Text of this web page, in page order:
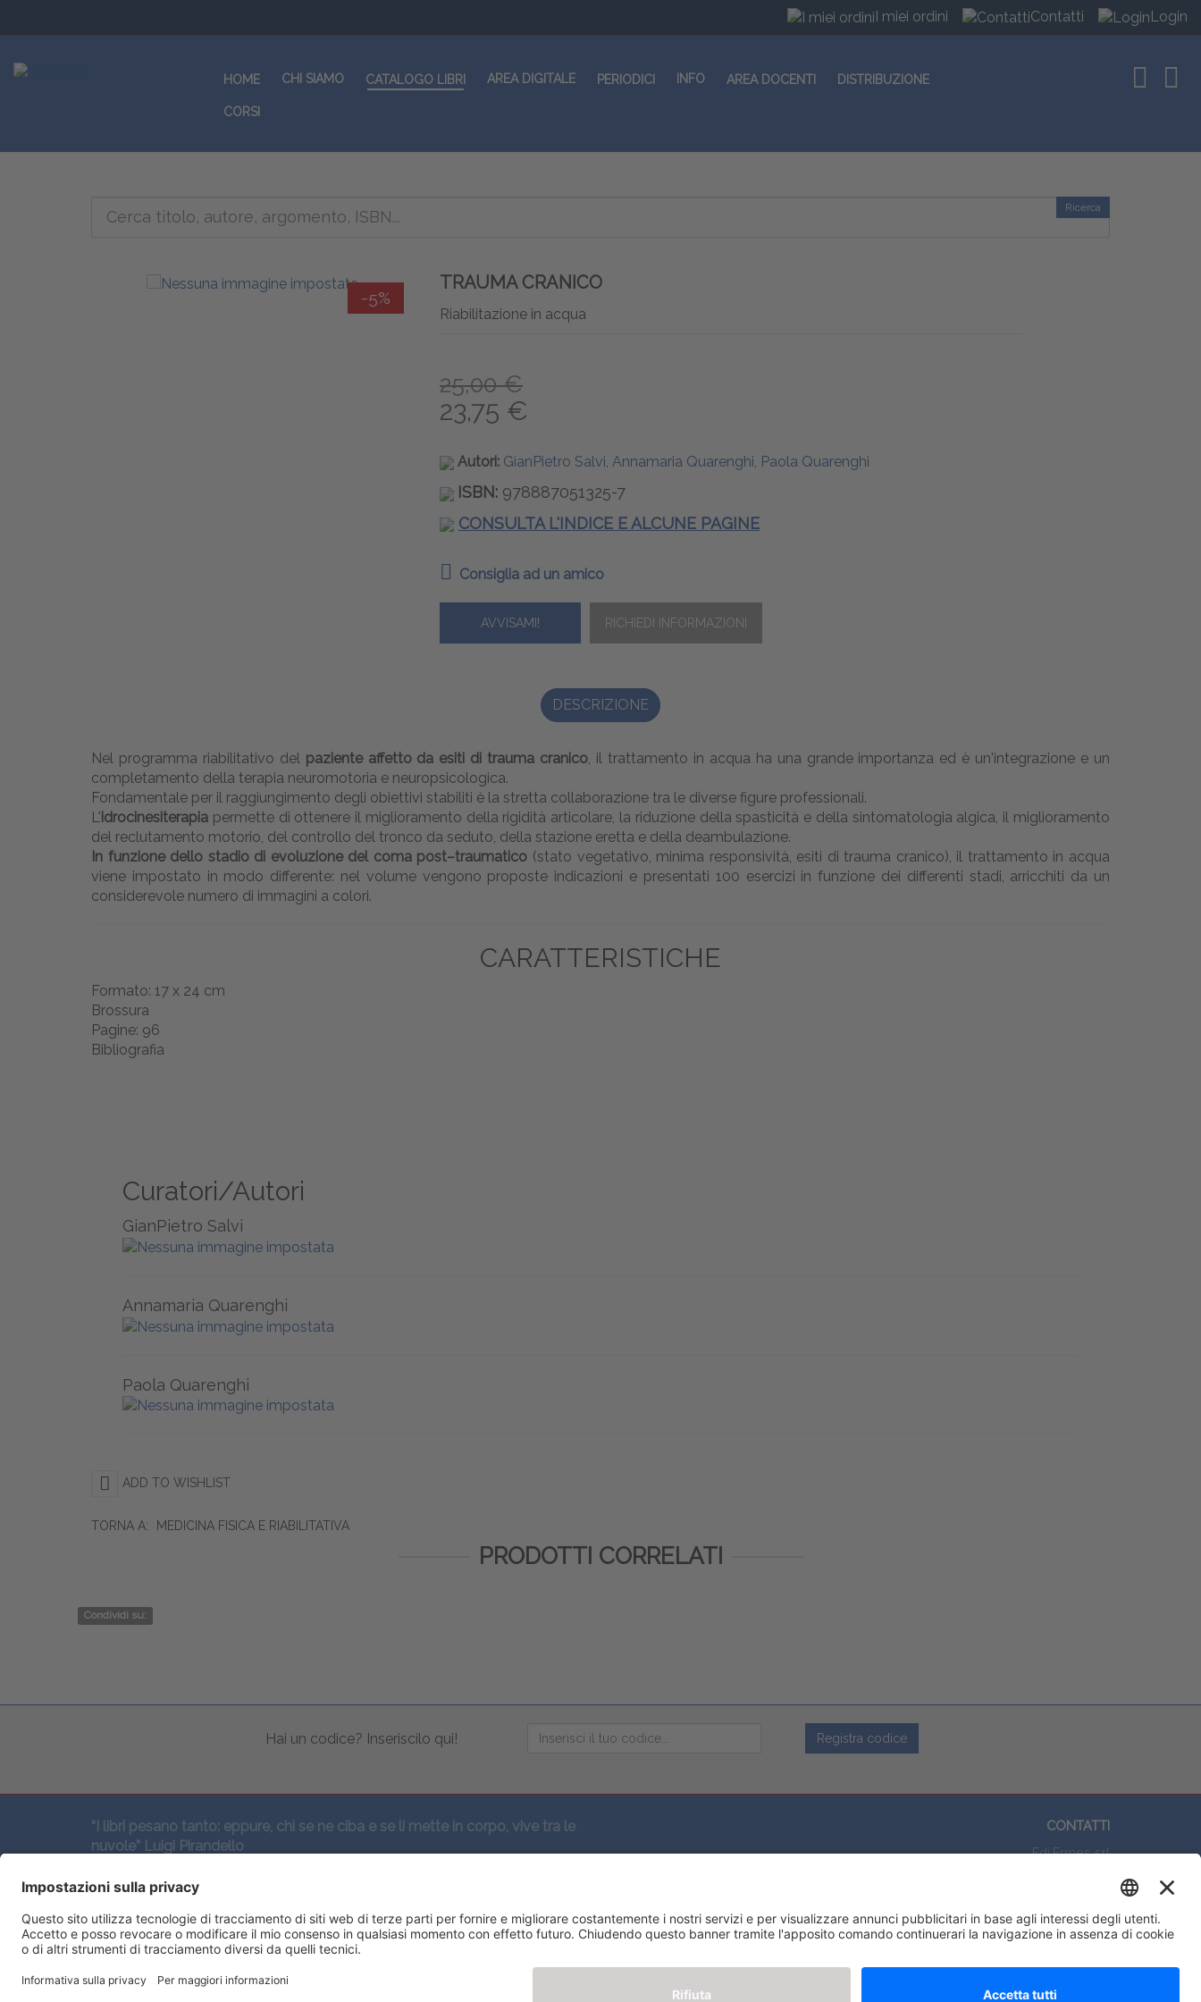
I miei ordini Contatti Login
HOME CHI SIAMO CATALOGO LIBRI AREA DIGITALE PERIODICI INFO AREA DOCENTI DISTRIBUZIONE
CORSI
Ricerca
-5%
TRAUMA CRANICO
Riabilitazione in acqua
25,00 €
23,75 €
Autori: GianPietro Salvi, Annamaria Quarenghi, Paola Quarenghi
ISBN: 978887051325-7
CONSULTA L'INDICE E ALCUNE PAGINE
Consiglia ad un amico
AVVISAMI!
DESCRIZIONE
Nel programma riabilitativo del paziente affetto da esiti di trauma cranico, il trattamento in acqua ha una grande importanza ed è un'integrazione e un
completamento della terapia neuromotoria e neuropsicologica.
Fondamentale per il raggiungimento degli obiettivi stabiliti è la stretta collaborazione tra le diverse figure professionali.
L' idrocinesiterapia permette di ottenere il miglioramento della rigidità articolare, la riduzione della spasticità e della sintomatologia algica, il miglioramento
del reclutamento motorio, del controllo del tronco da seduto, della stazione eretta e della deambulazione.
In funzione dello stadio di evoluzione del coma post–traumatico (stato vegetativo, minima responsività, esiti di trauma cranico), il trattamento in acqua
viene impostato in modo differente: nel volume vengono proposte indicazioni e presentati 100 esercizi in funzione dei differenti stadi, arricchiti da un
considerevole numero di immagini a colori.
CARATTERISTICHE
Formato: 17 x 24 cm
Brossura
Pagine: 96
Bibliografia
Curatori/Autori
GianPietro Salvi
Annamaria Quarenghi
Paola Quarenghi
ADD TO WISHLIST
TORNA A: MEDICINA FISICA E RIABILITATIVA
PRODOTTI CORRELATI
Condividi su:
Hai un codice? Inseriscilo qui! Registra codice
“I libri pesano tanto: eppure, chi se ne ciba e se li mette in corpo, vive tra le
nuvole” Luigi Pirandello
SEGUICI QUI:
CONTATTI
Edi.Ermes srl
E-mail: eeinfo@eenet.it
Partita IVA e Codice Fiscale: 02254790153
ORARI
Lunedì — Giovedì: - 08:30 - 13:00 – 14:00 - 17:30